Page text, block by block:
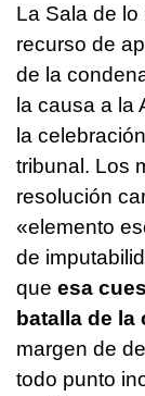
La Sala de
recurso de
de la
la causa a la
la
tribunal. Los
resolución
«elemento
de
que esa
batalla de la
margen de
todo punto